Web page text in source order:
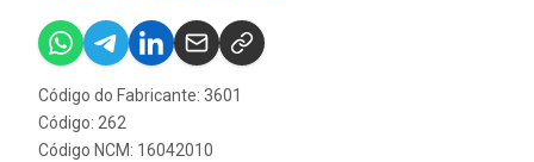
Código do Fabricante: 3601
Código: 262
Código NCM: 16042010